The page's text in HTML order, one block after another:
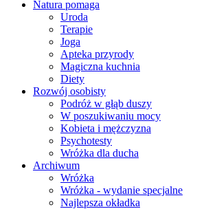
Natura pomaga
Uroda
Terapie
Joga
Apteka przyrody
Magiczna kuchnia
Diety
Rozwój osobisty
Podróż w głąb duszy
W poszukiwaniu mocy
Kobieta i mężczyzna
Psychotesty
Wróżka dla ducha
Archiwum
Wróżka
Wróżka - wydanie specjalne
Najlepsza okładka